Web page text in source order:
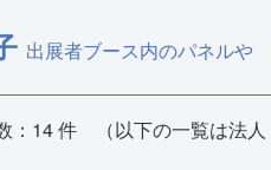
出展者ブース内のパネルや
： 14件 （以下の一覧は法人